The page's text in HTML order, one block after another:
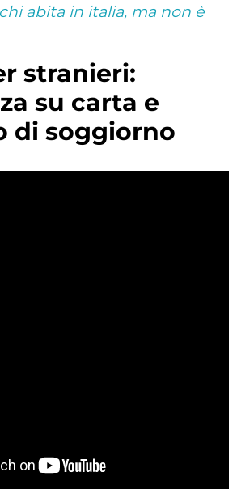
abita in italia, ma non è
su carta e
di soggiorno